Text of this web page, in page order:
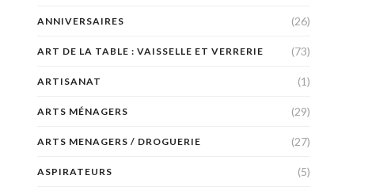
ANNIVERSAIRES (26)
ART DE LA TABLE : VAISSELLE ET VERRERIE (73)
ARTISANAT (1)
ARTS MÉNAGERS (29)
ARTS MENAGERS / DROGUERIE (27)
ASPIRATEURS (5)